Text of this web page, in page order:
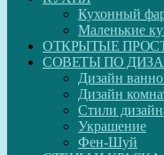
Кухонный
Маленькие
ОТКРЫТЫЕ
СОВЕТЫ ПО
Дизайн
Дизайн
Стили
Украшение
Фен-Шуй